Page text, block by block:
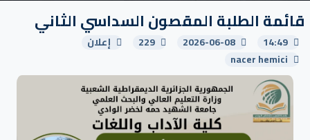
قائمة الطلبة المقصون السداسي الثاني
14:49
2026-06-08
229
إعلان
nacer hemici